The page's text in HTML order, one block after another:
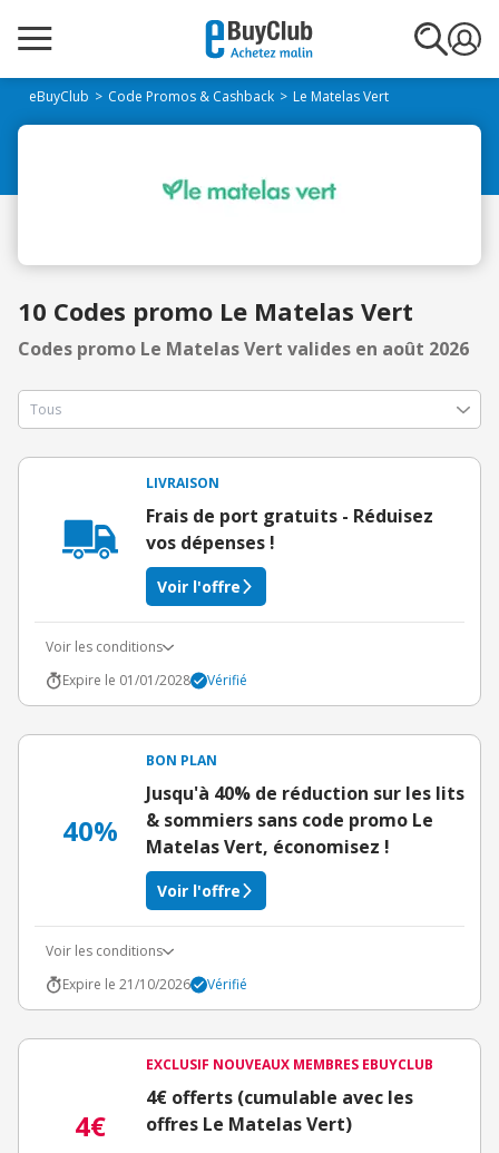
eBuyClub Code Promos & Cashback Le Matelas Vert
10 Codes promo Le Matelas Vert
Codes promo Le Matelas Vert valides en août 2026
LIVRAISON
Frais de port gratuits - Réduisez
vos dépenses !
Voir l'offre
Voir les conditions
Expire le 01/01/2028
Vérifié
40%
BON PLAN
Jusqu'à 40% de réduction sur les lits
& sommiers sans code promo Le
Matelas Vert, économisez !
Voir l'offre
Voir les conditions
Expire le 21/10/2026
Vérifié
4€
EXCLUSIF NOUVEAUX MEMBRES EBUYCLUB
4€ offerts (cumulable avec les
offres Le Matelas Vert)